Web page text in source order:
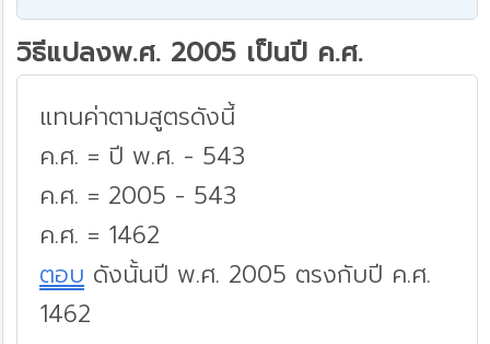
วิธีแปลงพ.ศ. 2005 เป็นปี ค.ศ.
แทนค่าตามสูตรดังนี้
ค.ศ. = ปี พ.ศ. - 543
ค.ศ. = 2005 - 543
ค.ศ. = 1462
ตอบ ดังนั้นปี พ.ศ. 2005 ตรงกับปี ค.ศ.
1462